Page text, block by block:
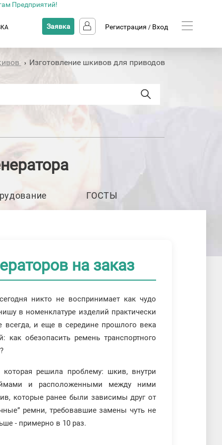
Предприятий!
Заявка Регистрация / Вход
› Изготовление шкивов для приводов
ГОСТЫ
на заказ
никто не воспринимает как чудо
в номенклатуре изделий практически
и еще в середине прошлого века
обезопасить ремень транспортного
решила проблему: шкив, внутри
и расположенными между ними
которые ранее были зависимы друг от
ремни, требовавшие замены чуть не
- примерно в 10 раз.